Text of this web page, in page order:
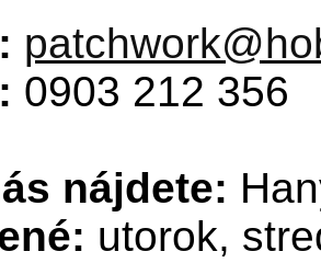
0903 212 356
nájdete:
utorok,